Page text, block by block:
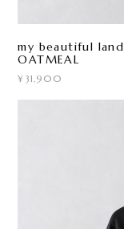
my beautiful
OATMEAL
¥31,900